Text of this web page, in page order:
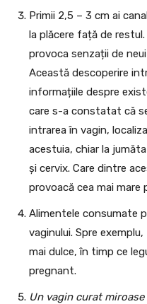
Primii 2,5 – 3 cm ai
la plăcere față de
provoca senzații de
Această descoperire
informațiile despre
care s-a constatat că
intrarea în vagin,
acestuia, chiar la
și cervix. Care dintre
provoacă cea mai mare
Alimentele consumate
vaginului. Spre
mai dulce, în timp ce
pregnant.
Un vagin curat